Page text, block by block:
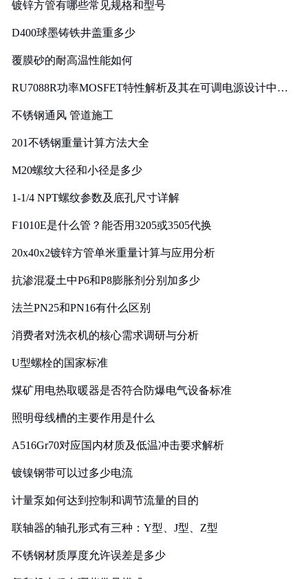
镀锌方管有哪些常见规格和型号
D400球墨铸铁井盖重多少
覆膜砂的耐高温性能如何
RU7088R功率MOSFET特性解析及其在可调电源设计中的
不锈钢通风 管道施工
201不锈钢重量计算方法大全
M20螺纹大径和小径是多少
1-1/4 NPT螺纹参数及底孔尺寸详解
F1010E是什么管？能否用3205或3505代换
20x40x2镀锌方管单米重量计算与应用分析
抗渗混凝土中P6和P8膨胀剂分别加多少
法兰PN25和PN16有什么区别
消费者对洗衣机的核心需求调研与分析
U型螺栓的国家标准
煤矿用电热取暖器是否符合防爆电气设备标准
照明母线槽的主要作用是什么
A516Gr70对应国内材质及低温冲击要求解析
镀镍钢带可以过多少电流
计量泵如何达到控制和调节流量的目的
联轴器的轴孔形式有三种：Y型、J型、Z型
不锈钢材质厚度允许误差是多少